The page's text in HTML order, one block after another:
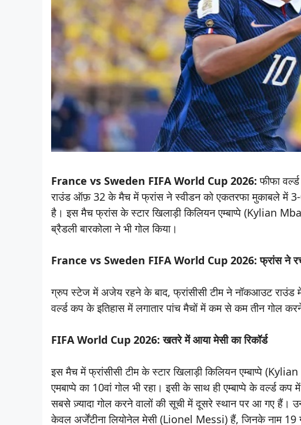
France vs Sweden FIFA World Cup 2026: फीफा
राउंड ऑफ़ 32 के मैच में फ्रांस ने स्वीडन को एकतरफा मुकाबले में 3-
है। इस मैच फ्रांस के स्टार खिलाड़ी किलियन एम्बाप्पे (Kylian
ब्रैडली बारकोला ने भी गोल किया।
France vs Sweden FIFA World Cup 2026: फ्रांस ने
ग्रुप स्टेज में अजेय रहने के बाद, फ्रांसीसी टीम ने नॉकआउट
वर्ल्ड कप के इतिहास में लगातार पांच मैचों में कम से कम तीन गोल
FIFA World Cup 2026: खतरे में आया मेसी का रिकॉर्ड
इस मैच में फ्रांसीसी टीम के स्टार खिलाड़ी किलियन एम्बाप्पे
एमबाप्पे का 10वां गोल भी रहा। इसी के साथ ही एम्बाप्पे के वर्ल्ड
सबसे ज़्यादा गोल करने वालों की सूची में दूसरे स्थान पर आ गए हैं।
केवल अर्जेंटीना लियोनेल मेसी (Lionel Messi) हैं, जिनके नाम 19